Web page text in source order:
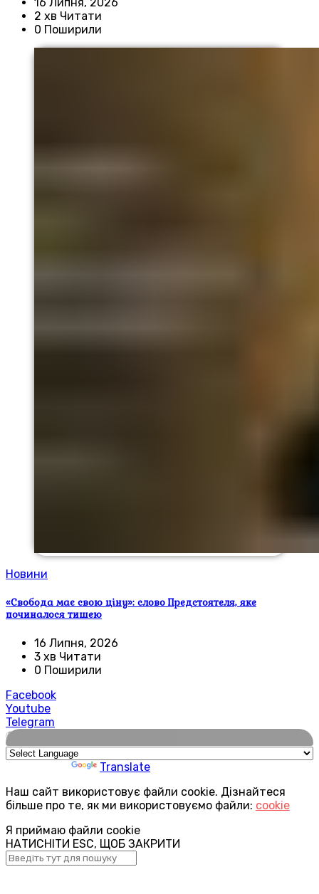
2 хв Читати
0 Поширили
Новини
«Свобода має свою ціну»: слово Предстоятеля, яке
починалося тишею
16 Липня, 2026
3 хв Читати
0 Поширили
Facebook
Youtube
Telegram
🌍
Translate
Наш сайт використовує файли cookie. Дізнайтеся
більше про те, як ми використовуємо файли: cookie
Я приймаю файли cookie
НАТИСНІТИ ESC, ЩОБ ЗАКРИТИ